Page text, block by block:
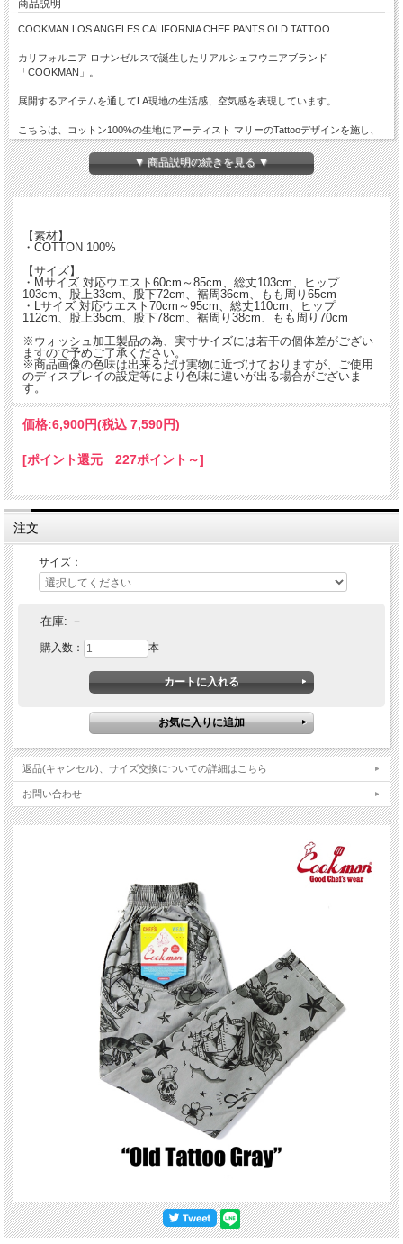
商品説明
COOKMAN LOS ANGELES CALIFORNIA CHEF PANTS OLD TATTOO
カリフォルニア ロサンゼルスで誕生したリアルシェフウエアブランド
「COOKMAN」。
展開するアイテムを通してLA現地の生活感、空気感を表現しています。
こちらは、コットン100%の生地にアーティスト マリーのTattooデザインを施し、
ハードウォッシュをかけたシェフパンツです。
表情の変化が楽しめるこだわりの1本です。
▼ 商品説明の続きを見る ▼
【素材】
・COTTON 100%
【サイズ】
・Mサイズ 対応ウエスト60cm～85cm、総丈103cm、ヒップ
103cm、股上33cm、股下72cm、裾周36cm、もも周り65cm
・Lサイズ 対応ウエスト70cm～95cm、総丈110cm、ヒップ
112cm、股上35cm、股下78cm、裾周り38cm、もも周り70cm
※ウォッシュ加工製品の為、実寸サイズには若干の個体差がござい
ますので予めご了承ください。
※商品画像の色味は出来るだけ実物に近づけておりますが、ご使用
のディスプレイの設定等により色味に違いが出る場合がございま
す。
価格:6,900円(税込 7,590円)
[ポイント還元 227ポイント～]
注文
サイズ：
在庫: －
購入数： 本
返品(キャンセル)、サイズ交換についての詳細はこちら
お問い合わせ